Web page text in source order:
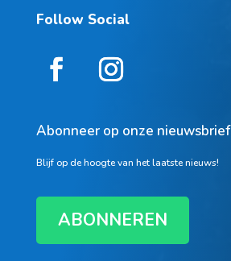
Follow Social
Abonneer op onze nieuwsbrief
Blijf op de hoogte van het laatste nieuws!
ABONNEREN